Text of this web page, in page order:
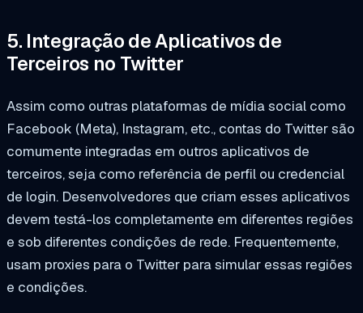
5. Integração de Aplicativos de
Terceiros no Twitter
Assim como outras plataformas de mídia social como
Facebook (Meta), Instagram, etc., contas do Twitter são
comumente integradas em outros aplicativos de
terceiros, seja como referência de perfil ou credencial
de login. Desenvolvedores que criam esses aplicativos
devem testá-los completamente em diferentes regiões
e sob diferentes condições de rede. Frequentemente,
usam proxies para o Twitter para simular essas regiões
e condições.